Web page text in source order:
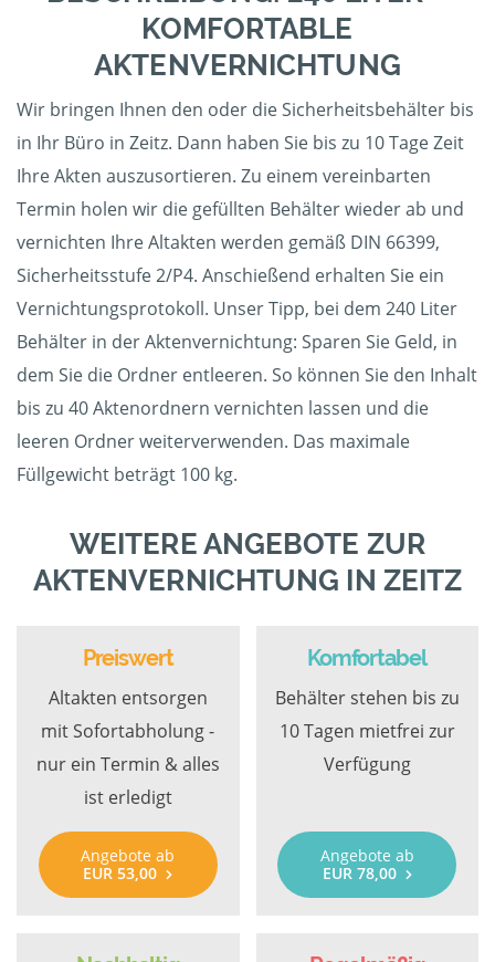
KOMFORTABLE
AKTENVERNICHTUNG
Wir bringen Ihnen den oder die Sicherheitsbehälter bis
in Ihr Büro in Zeitz. Dann haben Sie bis zu 10 Tage Zeit
Ihre Akten auszusortieren. Zu einem vereinbarten
Termin holen wir die gefüllten Behälter wieder ab und
vernichten Ihre Altakten werden gemäß DIN 66399,
Sicherheitsstufe 2/P4. Anschießend erhalten Sie ein
Vernichtungsprotokoll. Unser Tipp, bei dem 240 Liter
Behälter in der Aktenvernichtung: Sparen Sie Geld, in
dem Sie die Ordner entleeren. So können Sie den Inhalt
bis zu 40 Aktenordnern vernichten lassen und die
leeren Ordner weiterverwenden. Das maximale
Füllgewicht beträgt 100 kg.
WEITERE ANGEBOTE ZUR
AKTENVERNICHTUNG IN ZEITZ
Preiswert
Altakten entsorgen
mit Sofortabholung -
nur ein Termin & alles
ist erledigt
Angebote ab
EUR 53,00
Komfortabel
Behälter stehen bis zu
10 Tagen mietfrei zur
Verfügung
Angebote ab
EUR 78,00